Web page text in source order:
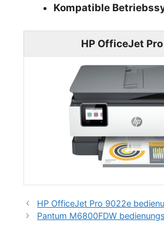
Kompatible
HP OfficeJet
HP OfficeJet Pro 9022e
Pantum M6800FDW